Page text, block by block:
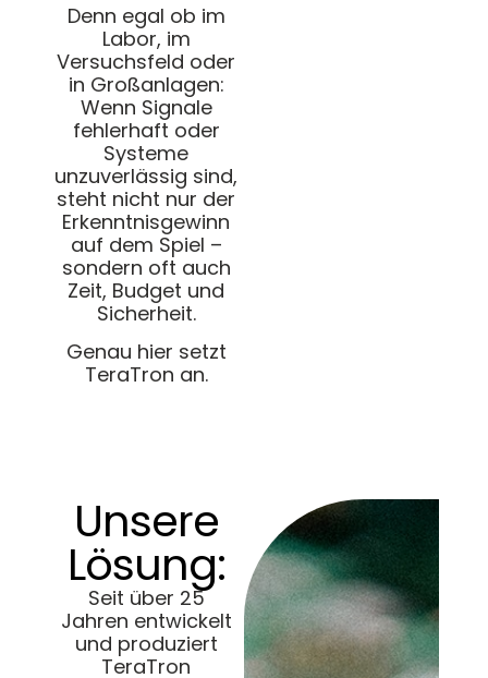
Denn egal ob im
Labor, im
Versuchsfeld oder
in Großanlagen:
Wenn Signale
fehlerhaft oder
Systeme
unzuverlässig sind,
steht nicht nur der
Erkenntnisgewinn
auf dem Spiel –
sondern oft auch
Zeit, Budget und
Sicherheit.
Genau hier setzt
TeraTron an.
Unsere
Lösung:
Seit über 25
Jahren entwickelt
und produziert
TeraTron